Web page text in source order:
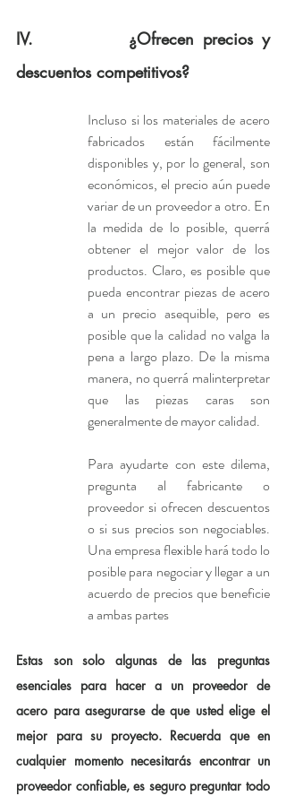
IV. ¿Ofrecen precios y
descuentos competitivos?
Incluso si los materiales de acero
fabricados están fácilmente
disponibles y, por lo general, son
económicos, el precio aún puede
variar de un proveedor a otro. En
la medida de lo posible, querrá
obtener el mejor valor de los
productos. Claro, es posible que
pueda encontrar piezas de acero
a un precio asequible, pero es
posible que la calidad no valga la
pena a largo plazo. De la misma
manera, no querrá malinterpretar
que las piezas caras son
generalmente de mayor calidad.
Para ayudarte con este dilema,
pregunta al fabricante o
proveedor si ofrecen descuentos
o si sus precios son negociables.
Una empresa flexible hará todo lo
posible para negociar y llegar a un
acuerdo de precios que beneficie
a ambas partes
Estas son solo algunas de las preguntas
esenciales para hacer a un proveedor de
acero para asegurarse de que usted elige el
mejor para su proyecto. Recuerda que en
cualquier momento necesitarás encontrar un
proveedor confiable, es seguro preguntar todo